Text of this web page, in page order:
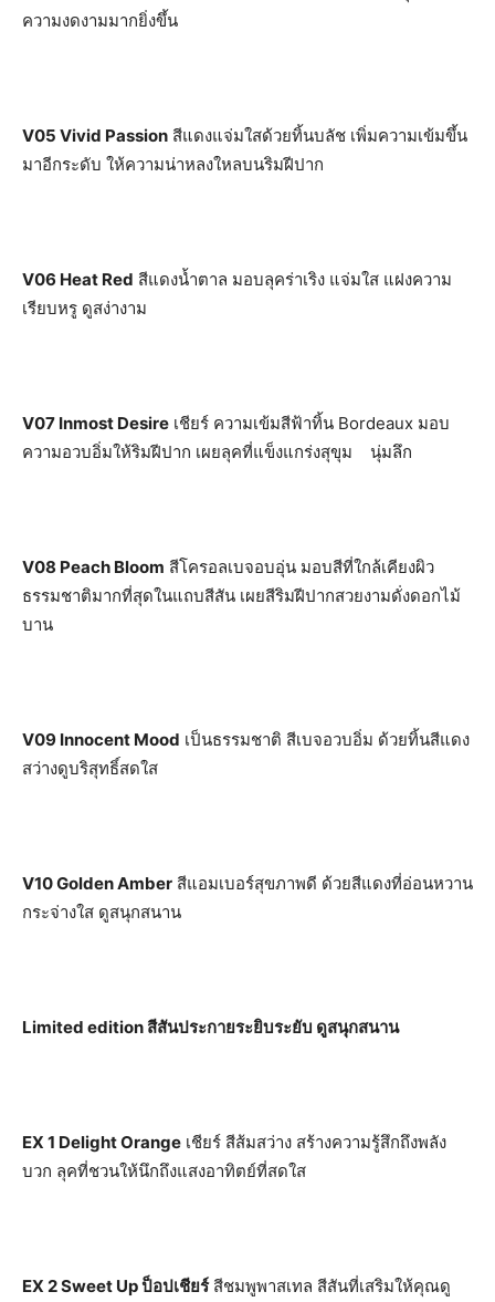
ความงดงามมากยิ่งขึ้น
V05 Vivid Passion สีแดงแจ่มใสด้วยทิ้นบลัช เพิ่มความเข้มขึ้น
มาอีกระดับ ให้ความน่าหลงใหลบนริมฝีปาก
V06 Heat Red สีแดงน้ำตาล มอบลุคร่าเริง แจ่มใส แฝงความ
เรียบหรู ดูสง่างาม
V07 Inmost Desire เชียร์ ความเข้มสีฟ้าทิ้น Bordeaux มอบ
ความอวบอิ่มให้ริมฝีปาก เผยลุคที่แข็งแกร่งสุขุม นุ่มลึก
V08 Peach Bloom สีโครอลเบจอบอุ่น มอบสีที่ใกล้เคียงผิว
ธรรมชาติมากที่สุดในแถบสีสัน เผยสีริมฝีปากสวยงามดั่งดอกไม้
บาน
V09 Innocent Mood เป็นธรรมชาติ สีเบจอวบอิ่ม ด้วยทิ้นสีแดง
สว่างดูบริสุทธิ์สดใส
V10 Golden Amber สีแอมเบอร์สุขภาพดี ด้วยสีแดงที่อ่อนหวาน
กระจ่างใส ดูสนุกสนาน
Limited edition สีสันประกายระยิบระยับ ดูสนุกสนาน
EX 1 Delight Orange เชียร์ สีส้มสว่าง สร้างความรู้สึกถึงพลัง
บวก ลุคที่ชวนให้นึกถึงแสงอาทิตย์ที่สดใส
EX 2 Sweet Up ป็อปเชียร์สีชมพูพาสเทล สีสันที่เสริมให้คุณดู